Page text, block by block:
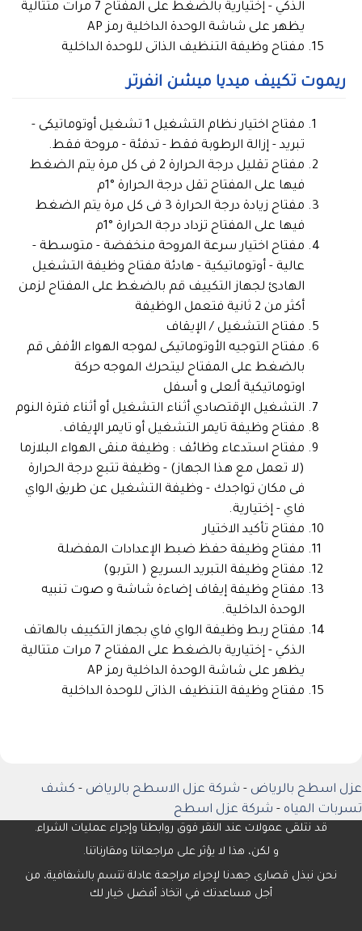
الذكي - إختيارية بالضغط على المفتاح 7 مرات متتالية
يظهر على شاشة الوحدة الداخلية رمز AP
مفتاح وظيفة التنظيف الذاتى للوحدة الداخلية
ريموت تكييف ميديا ميشن انفرتر
مفتاح اختيار نظام التشغيل 1 تشغيل أوتوماتيكى -
تبريد - إزالة الرطوبة فقط - تدفئة - مروحة فقط.
مفتاح تقليل درجة الحرارة 2 فى كل مرة يتم الضغط
فيها على المفتاح تقل درجة الحرارة °1م
مفتاح زيادة درجة الحرارة 3 فى كل مرة يتم الضغط
فيها على المفتاح تزداد درجة الحرارة °1م
مفتاح اختيار سرعة المروحة منخفضة - متوسطة -
عالية - أوتوماتيكية - هادئة مفتاح وظيفة التشغيل
الهادئ لجهاز التكييف قم بالضغط على المفتاح لزمن
أكثر من 2 ثانية فتعمل الوظيفة
مفتاح التشغيل / الإيقاف
مفتاح التوجيه الأوتوماتيكى لموجه الهواء الأفقى قم
بالضغط على المفتاح ليتحرك الموجه حركة
اوتوماتيكية ألعلى و أسفل
التشغيل الإقتصادي أثناء التشغيل أو أثناء فترة النوم
مفتاح وظيفة تايمر التشغيل أو تايمر الإيقاف.
مفتاح استدعاء وظائف : وظيفة منقى الهواء البلازما
(لا تعمل مع هذا الجهاز) - وظيفة تتبع درجة الحرارة
فى مكان تواجدك - وظيفة التشغيل عن طريق الواي
فاي - إختيارية.
مفتاح تأكيد الاختيار
مفتاح وظيفة حفظ ضبط الإعدادات المفضلة
مفتاح وظيفة التبريد السريع ( التربو)
مفتاح وظيفة إيقاف إضاءة شاشة و صوت تنبيه
الوحدة الداخلية.
مفتاح ربط وظيفة الواي فاي بجهاز التكييف بالهاتف
الذكي - إختيارية بالضغط على المفتاح 7 مرات متتالية
يظهر على شاشة الوحدة الداخلية رمز AP
مفتاح وظيفة التنظيف الذاتى للوحدة الداخلية
عزل اسطح بالرياض - شركة عزل الاسطح بالرياض - كشف
تسربات المياه - شركة عزل اسطح
قد نتلقى عمولات عند النقر فوق روابطنا وإجراء عمليات الشراء.
و لكن، هذا لا يؤثر على مراجعاتنا ومقارناتنا.
نحن نبذل قصارى جهدنا لإجراء مراجعة عادلة تتسم بالشفافية، من
أجل مساعدتك في اتخاذ أفضل خيار لك